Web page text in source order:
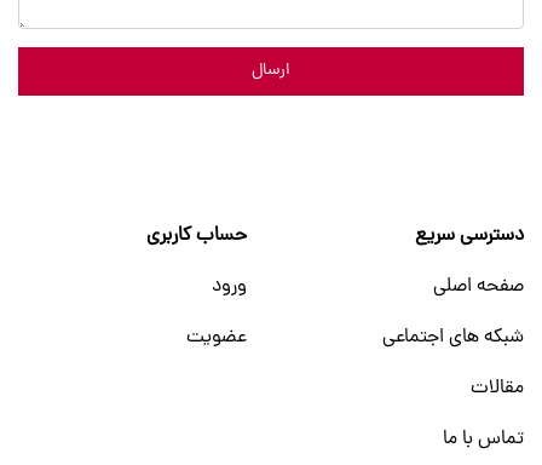
ارسال
دسترسی سریع
صفحه اصلی
شبکه های اجتماعی
مقالات
تماس با ما
حساب کاربری
ورود
عضویت